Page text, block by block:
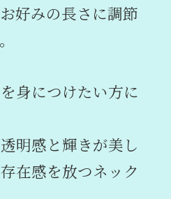
好みの長さに調節
身につけたい方に
明感と輝きが美し
在感を放つネック